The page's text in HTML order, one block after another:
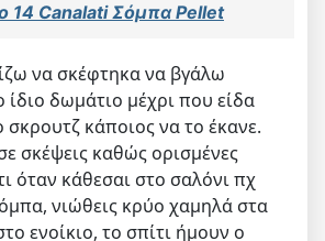
14 Canalati Σόμπα Pellet
να σκέφτηκα να βγάλω
δωμάτιο μέχρι που είδα
σκρουτζ κάποιος να το έκανε.
σκέψεις καθώς ορισμένες
όταν κάθεσαι στο σαλόνι πχ
νιώθεις κρύο χαμηλά στα
ενοίκιο, το σπίτι ήμουν ο